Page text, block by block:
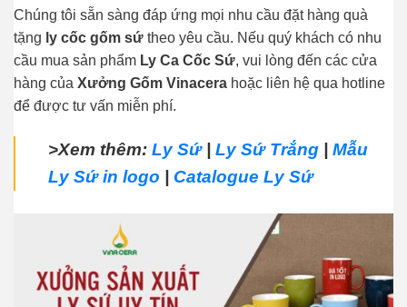
Chúng tôi sẵn sàng đáp ứng mọi nhu cầu đặt hàng quà
tặng ly cốc gốm sứ theo yêu cầu. Nếu quý khách có nhu
cầu mua sản phẩm Ly Ca Cốc Sứ, vui lòng đến các cửa
hàng của Xưởng Gốm Vinacera hoặc liên hệ qua hotline
để được tư vấn miễn phí.
>Xem thêm: Ly Sứ| Ly Sứ Trắng | Mẫu
Ly Sứ in logo | Catalogue Ly Sứ